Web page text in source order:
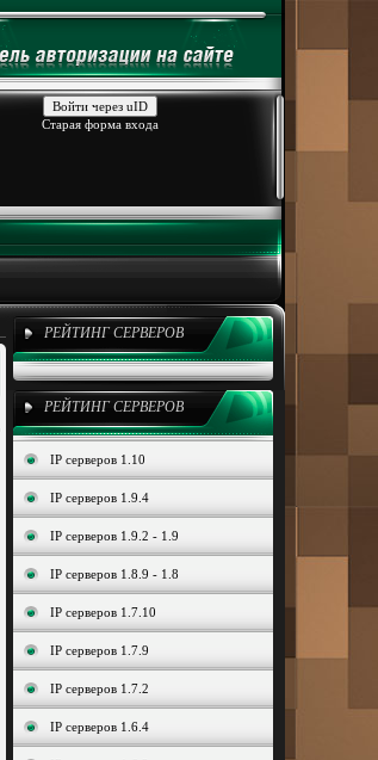
Войти через uID
Старая форма входа
РЕЙТИНГ СЕРВЕРОВ
РЕЙТИНГ СЕРВЕРОВ
IP серверов 1.10
IP серверов 1.9.4
IP серверов 1.9.2 - 1.9
IP серверов 1.8.9 - 1.8
IP серверов 1.7.10
IP серверов 1.7.9
IP серверов 1.7.2
IP серверов 1.6.4